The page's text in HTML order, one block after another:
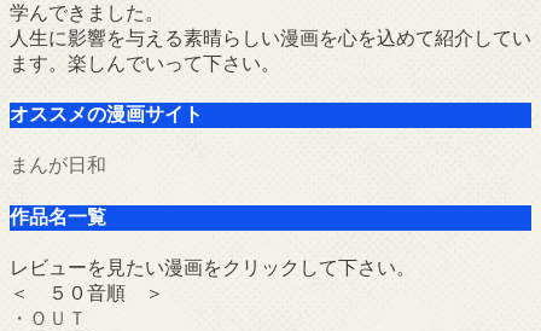
学んできました。
人生に影響を与える素晴らしい漫画を心を込めて紹介してい
ます。楽しんでいって下さい。
オススメの漫画サイト
まんが日和
作品名一覧
レビューを見たい漫画をクリックして下さい。
＜ ５０音順 ＞
・ＯＵＴ